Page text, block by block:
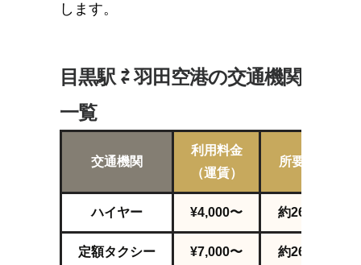
します。
目黒駅 ⇄ 羽田空港の交通機関
一覧
交通機関
利用料金
（運賃）
所要時間
ハイヤー ¥4,000〜 約26
定額タクシー ¥7,000〜 約26